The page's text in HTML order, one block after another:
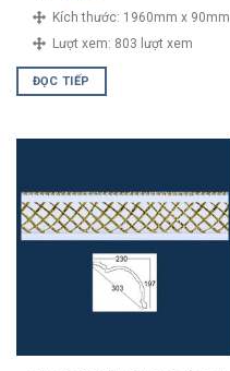
Kích thước: 1960mm x 90mm
Lượt xem: 803 lượt xem
ĐỌC TIẾP